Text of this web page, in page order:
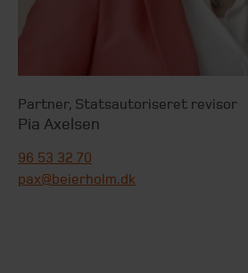
Partner, Statsautoriseret revisor
Pia Axelsen
96 53 32 70
pax@beierholm.dk